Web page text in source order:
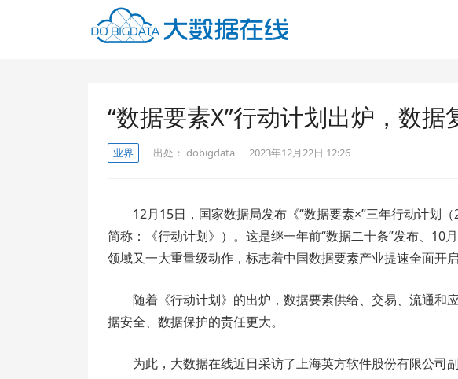
“数据要素X”行动计划出炉，数据
业界 出处： dobigdata 2023年12月22日 12:26
12月15日，国家数据局发布《“数据要素×”三年行动计划
简称：《行动计划》）。这是继一年前“数据二十条”发布、10
领域又一大重量级动作，标志着中国数据要素产业提速全面开启
随着《行动计划》的出炉，数据要素供给、交易、流通和
据安全、数据保护的责任更大。
为此，大数据在线近日采访了上海英方软件股份有限公司